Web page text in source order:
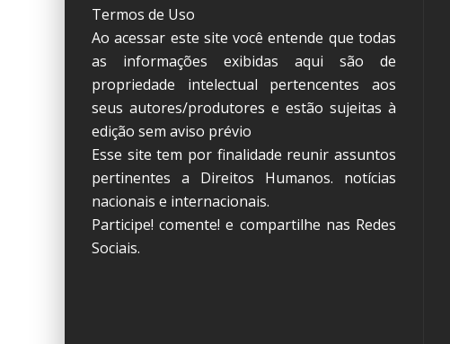
Termos de Uso
Ao acessar este site você entende que todas
as informações exibidas aqui são de
propriedade intelectual pertencentes aos
seus autores/produtores e estão sujeitas à
edição sem aviso prévio
Esse site tem por finalidade reunir assuntos
pertinentes a Direitos Humanos. notícias
nacionais e internacionais.
Participe! comente! e compartilhe nas Redes
Sociais.